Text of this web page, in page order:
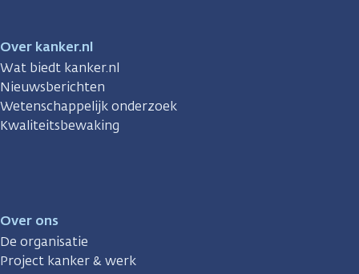
Over kanker.nl
Wat biedt kanker.nl
Nieuwsberichten
Wetenschappelijk onderzoek
Kwaliteitsbewaking
Over ons
De organisatie
Project kanker & werk